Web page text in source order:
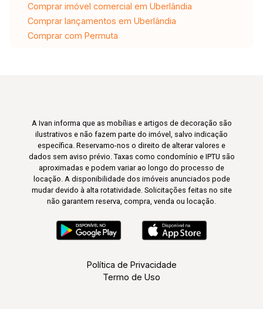
Comprar imóvel comercial em Uberlândia
Comprar lançamentos em Uberlândia
Comprar com Permuta
A Ivan informa que as mobílias e artigos de decoração são
ilustrativos e não fazem parte do imóvel, salvo indicação
específica. Reservamo-nos o direito de alterar valores e
dados sem aviso prévio. Taxas como condomínio e IPTU são
aproximadas e podem variar ao longo do processo de
locação. A disponibilidade dos imóveis anunciados pode
mudar devido à alta rotatividade. Solicitações feitas no site
não garantem reserva, compra, venda ou locação.
Política de Privacidade
Termo de Uso